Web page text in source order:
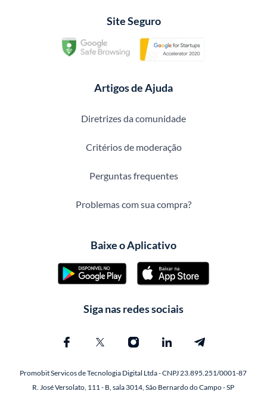
Site Seguro
Artigos de Ajuda
Diretrizes da comunidade
Critérios de moderação
Perguntas frequentes
Problemas com sua compra?
Baixe o Aplicativo
Siga nas redes sociais
Promobit Servicos de Tecnologia Digital Ltda - CNPJ 23.895.251/0001-87
R. José Versolato, 111 - B, sala 3014, São Bernardo do Campo - SP